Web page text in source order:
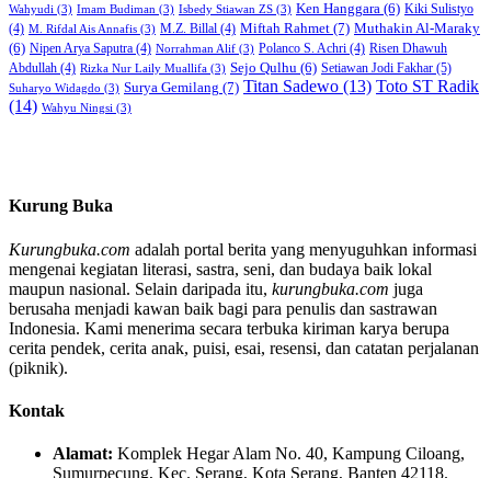
Wahyudi (3) Imam Budiman (3) Isbedy Stiawan ZS (3) Ken Hanggara (6) Kiki Sulistyo
(4) M. Rifdal Ais Annafis (3) M.Z. Billal (4) Miftah Rahmet (7) Muthakin Al-Maraky
(6) Nipen Arya Saputra (4) Norrahman Alif (3) Polanco S. Achri (4) Risen Dhawuh
Abdullah (4) Rizka Nur Laily Muallifa (3) Sejo Qulhu (6) Setiawan Jodi Fakhar (5)
Suharyo Widagdo (3) Surya Gemilang (7) Titan Sadewo (13) Toto ST Radik
(14) Wahyu Ningsi (3)
Kurung Buka
Kurungbuka.com adalah portal berita yang menyuguhkan informasi
mengenai kegiatan literasi, sastra, seni, dan budaya baik lokal
maupun nasional. Selain daripada itu, kurungbuka.com juga
berusaha menjadi kawan baik bagi para penulis dan sastrawan
Indonesia. Kami menerima secara terbuka kiriman karya berupa
cerita pendek, cerita anak, puisi, esai, resensi, dan catatan perjalanan
(piknik).
Kontak
Alamat: Komplek Hegar Alam No. 40, Kampung Ciloang,
Sumurpecung, Kec. Serang, Kota Serang, Banten 42118.